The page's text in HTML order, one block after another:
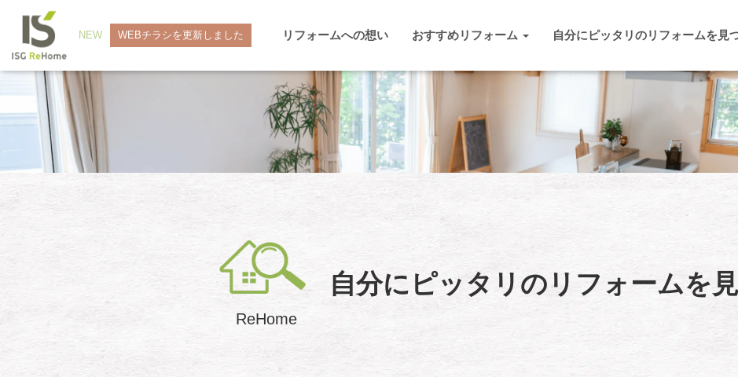
NEW WEBチラシを更新しました リフォームへの想い おすすめリフォーム 自分にピッタリのリフォームを見
ReHome
自分にピッタリのリフォームを